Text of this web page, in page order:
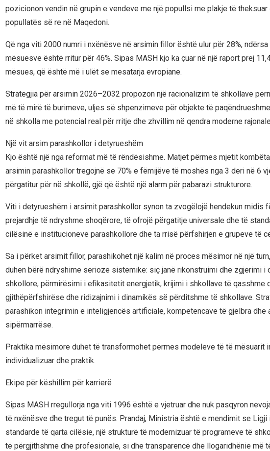
pozicionon vendin në grupin e vendeve me një popullsi me plakje të theksuar
popullatës së re në Маqedoni.
Që nga viti 2000 numri i nxënësve në arsimin fillor është ulur për 28%, ndërsa
mësuesve është rritur për 46%. Sipas MASH kjo ka çuar në një raport prej
mësues, që është më i ulët se mesatarja evropiane.
Strategjia për arsimin 2026–2032 propozon një racionalizim të shkollave
më të mirë të burimeve, uljes së shpenzimeve për objekte të
në shkolla me potencial real për rritje dhe zhvillim në qendra moderne
Një vit arsim parashkollor i detyrueshëm
Kjo është një nga reformat më të rëndësishme. Matjet përmes mjetit
arsimin parashkollor tregojnë se 70% e fëmijëve të moshës nga 3 deri në 6
përgatitur për në shkollë, gjë që është një alarm për pabarazi strukturore.
Viti i detyrueshëm i arsimit parashkollor synon ta zvogëlojë hendekun midis
prejardhje të ndryshme shoqërore, të ofrojë përgatitje universale dhe të
cilësinë e institucioneve parashkollore dhe ta rrisë përfshirjen e grupeve të
Sa i përket arsimit fillor, parashikohet një kalim në proces mësimor në një
duhen bërë ndryshime serioze sistemike: siç janë rikonstruimi dhe zgjerimi i
shkollore, përmirësimi i efikasitetit energjetik, krijimi i shkollave të qasshme
gjithëpërfshirëse dhe ridizajnimi i dinamikës së përditshme të shkollave.
parashikon integrimin e inteligjencës artificiale, kompetencave të gjelbra dhe
sipërmarrëse.
Praktika mësimore duhet të transformohet përmes modeleve të të mësuarit
individualizuar dhe praktik.
Ekipe për këshillim për karrierë
Sipas MASH rregullorja nga viti 1996 është e vjetruar dhe nuk pasqyron
të nxënësve dhe tregut të punës. Prandaj, Ministria është e mendimit se
standarde të qarta cilësie, një strukturë të modernizuar të programeve të
të përgjithshme dhe profesionale, si dhe transparencë dhe llogaridhënie më